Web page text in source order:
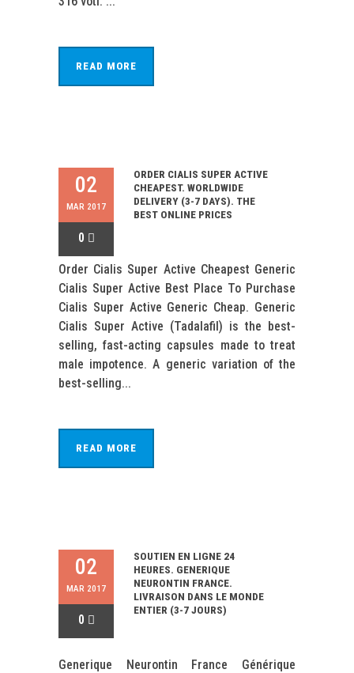
READ MORE
02
MAR 2017
0
ORDER CIALIS SUPER ACTIVE
CHEAPEST. WORLDWIDE
DELIVERY (3-7 DAYS). THE
BEST ONLINE PRICES
Order Cialis Super Active Cheapest Generic
Cialis Super Active Best Place To Purchase
Cialis Super Active Generic Cheap. Generic
Cialis Super Active (Tadalafil) is the best-
selling, fast-acting capsules made to treat
male impotence. A generic variation of the
best-selling...
READ MORE
02
MAR 2017
0
SOUTIEN EN LIGNE 24
HEURES. GENERIQUE
NEURONTIN FRANCE.
LIVRAISON DANS LE MONDE
ENTIER (3-7 JOURS)
Generique Neurontin France Générique